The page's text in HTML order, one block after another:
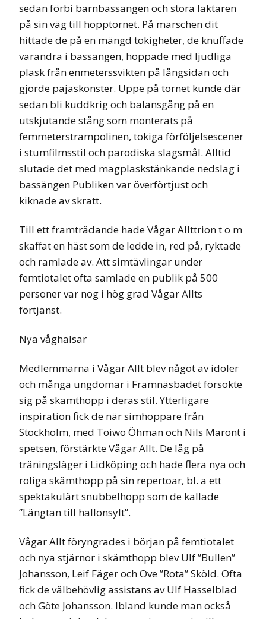
sedan förbi barnbassängen och stora läktaren
på sin väg till hopptornet. På marschen dit
hittade de på en mängd tokigheter, de knuffade
varandra i bassängen, hoppade med ljudliga
plask från enmeterssvikten på långsidan och
gjorde pajaskonster. Uppe på tornet kunde där
sedan bli kuddkrig och balansgång på en
utskjutande stång som monterats på
femmeterstrampolinen, tokiga förföljelsescener
i stumfilmsstil och parodiska slagsmål. Alltid
slutade det med magplaskstänkande nedslag i
bassängen Publiken var överförtjust och
kiknade av skratt.
Till ett framträdande hade Vågar Allttrion t o m
skaffat en häst som de ledde in, red på, ryktade
och ramlade av. Att simtävlingar under
femtiotalet ofta samlade en publik på 500
personer var nog i hög grad Vågar Allts
förtjänst.
Nya våghalsar
Medlemmarna i Vågar Allt blev något av idoler
och många ungdomar i Framnäsbadet försökte
sig på skämthopp i deras stil. Ytterligare
inspiration fick de när simhoppare från
Stockholm, med Toiwo Öhman och Nils Maront i
spetsen, förstärkte Vågar Allt. De låg på
träningsläger i Lidköping och hade flera nya och
roliga skämthopp på sin repertoar, bl. a ett
spektakulärt snubbelhopp som de kallade
”Längtan till hallonsylt”.
Vågar Allt föryngrades i början på femtiotalet
och nya stjärnor i skämthopp blev Ulf ”Bullen”
Johansson, Leif Fäger och Ove ”Rota” Sköld. Ofta
fick de välbehövlig assistans av Ulf Hasselblad
och Göte Johansson. Ibland kunde man också